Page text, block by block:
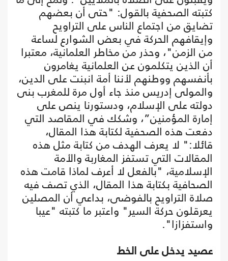
كتبته الصحفية بالقول: "حتى أن بعضهم
تضايق من اجتماع الناس على التراويح
وإيقافهم الحركة في بعض الشوارع لساعة
من الزمن"، وحذر من مخاطر العلمانية، معتبرا
أن الذين يتكلمون عن العلمانية يغامرون
بأنفسهم ووطنهم لأننا أمة انبنت على الدين،
والمولى إدريس منذ جاء أول مرة للمغرب بنى
دولته على الإسلام، ودستورنا ينص على
إمارة المؤمنين”، وشكك في المقاصد التي
دفعت هذه الصحفية لكتابة هذا المقال،
قائلا:" لا يعرف الهدف من كتابة مثل هذه
المقالات التي تستفز المغاربة والأمة
الإسلامية، "بالفعل لا أعرف لماذا قامت هذه
الصحافية بكتابة هذا المقال، الذي تصف فيه
صلاة التراويح بالفوضى، بداعي أن المصلين
يعرقلون حركة السير" واعتبر ما كتبته "عيبا
واستفزازا".
عصيد يدخل على الخط